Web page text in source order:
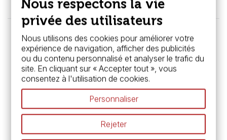
Affichage 1-27 de 27 article(s)
Retour en haut
Livraison offerte en point relais dès 99€ d'achat *
Satisfait ou remboursé
Paiement sécurisé
Nous respectons la vie
privée des utilisateurs
Nous utilisons des cookies pour améliorer votre
expérience de navigation, afficher des publicités
ou du contenu personnalisé et analyser le trafic du
site. En cliquant sur « Accepter tout », vous
consentez à l'utilisation de cookies.
Personnaliser
Rejeter